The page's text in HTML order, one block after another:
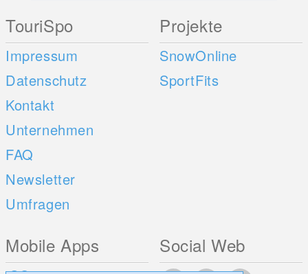
TouriSpo
Impressum
Datenschutz
Kontakt
Unternehmen
FAQ
Newsletter
Umfragen
Projekte
SnowOnline
SportFits
Mobile Apps Social Web